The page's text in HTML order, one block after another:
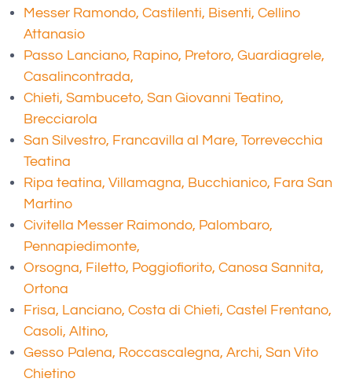
Messer Ramondo, Castilenti, Bisenti, Cellino
Attanasio
Passo Lanciano, Rapino, Pretoro, Guardiagrele,
Casalincontrada,
Chieti, Sambuceto, San Giovanni Teatino,
Brecciarola
San Silvestro, Francavilla al Mare, Torrevecchia
Teatina
Ripa teatina, Villamagna, Bucchianico, Fara San
Martino
Civitella Messer Raimondo, Palombaro,
Pennapiedimonte,
Orsogna, Filetto, Poggiofiorito, Canosa Sannita,
Ortona
Frisa, Lanciano, Costa di Chieti, Castel Frentano,
Casoli, Altino,
Gesso Palena, Roccascalegna, Archi, San Vito
Chietino